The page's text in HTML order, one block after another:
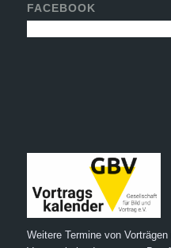
FACEBOOK
Weitere Termine von